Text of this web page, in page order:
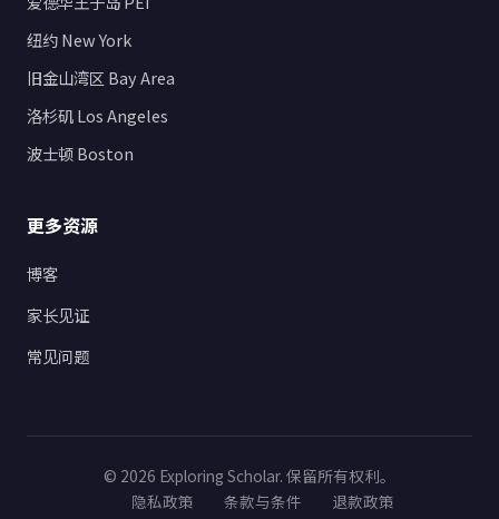
纽约 New York
旧金山湾区 Bay Area
洛杉矶 Los Angeles
波士顿 Boston
更多资源
博客
家长见证
常见问题
© 2026 Exploring Scholar. 保留所有权利。
隐私政策
条款与条件 退款政策